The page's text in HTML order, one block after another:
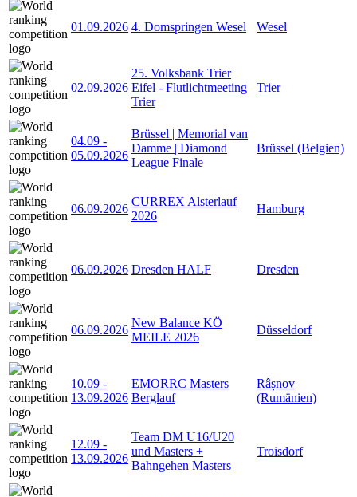
01.09.2026 4. Domspringen Wesel Wesel
02.09.2026
25. Volksbank Trier
Eifel - Flutlichtmeeting
Trier
Trier
04.09 -
05.09.2026
Brüssel | Memorial van
Damme | Diamond
League Finale
Brüssel (Belgien)
06.09.2026
CURREX Alsterlauf
2026
Hamburg
06.09.2026 Dresden HALF Dresden
06.09.2026
New Balance KÖ
MEILE 2026
Düsseldorf
10.09 -
13.09.2026
EMORRC Masters
Berglauf
Râșnov
(Rumänien)
12.09 -
13.09.2026
Team DM U16/U20
und Masters +
Bahngehen Masters
Troisdorf